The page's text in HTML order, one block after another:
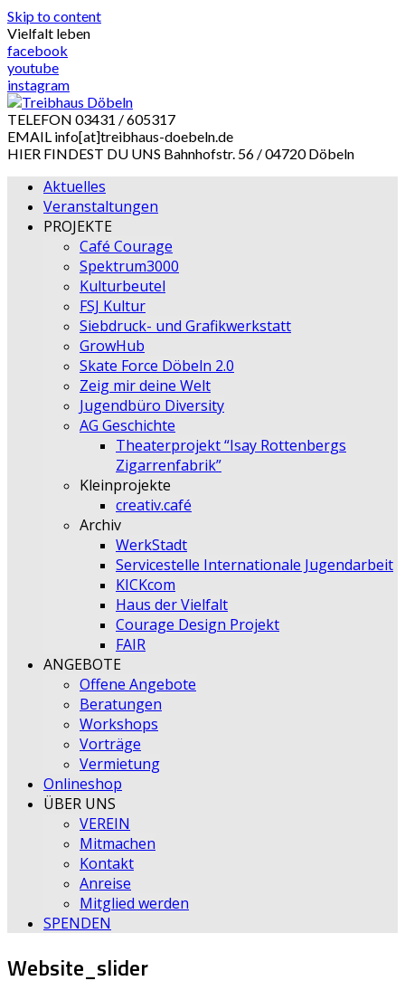
Skip to content
Vielfalt leben
facebook
youtube
instagram
TELEFON 03431 / 605317
EMAIL info[at]treibhaus-doebeln.de
HIER FINDEST DU UNS Bahnhofstr. 56 / 04720 Döbeln
Aktuelles
Veranstaltungen
PROJEKTE
Café Courage
Spektrum3000
Kulturbeutel
FSJ Kultur
Siebdruck- und Grafikwerkstatt
GrowHub
Skate Force Döbeln 2.0
Zeig mir deine Welt
Jugendbüro Diversity
AG Geschichte
Theaterprojekt “Isay Rottenbergs
Zigarrenfabrik”
Kleinprojekte
creativ.café
Archiv
WerkStadt
Servicestelle Internationale Jugendarbeit
KICKcom
Haus der Vielfalt
Courage Design Projekt
FAIR
ANGEBOTE
Offene Angebote
Beratungen
Workshops
Vorträge
Vermietung
Onlineshop
ÜBER UNS
VEREIN
Mitmachen
Kontakt
Anreise
Mitglied werden
SPENDEN
Website_slider